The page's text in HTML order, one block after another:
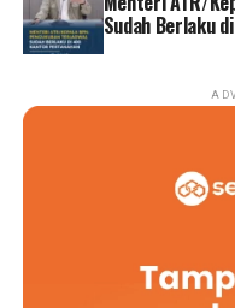
Sudah Berlaku